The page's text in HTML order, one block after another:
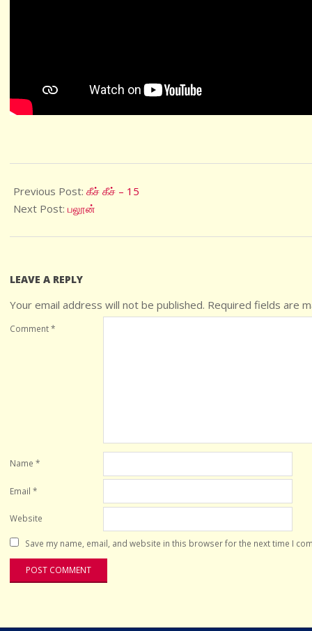
09-
16
Previous Post: கீச் கீச் – 15
Next Post: பலூன்
LEAVE A REPLY
Your email address will not be published. Required fields are
Comment*
Name *
Email *
Website
Save my name, email, and website in this browser for the next time I